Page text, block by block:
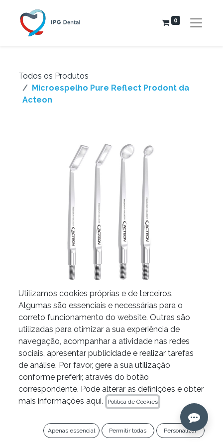
0
Todos os Produtos
Microespelho Pure Reflect Prodont da
Acteon
Microespelho Pure Reflect
Prodont da Acteon
PRODUTO
Rosca Cone Socket Rosca Simples
Rectangular Redondo
Utilizamos cookies próprias e de terceiros.
Algumas são essenciais e necessárias para o
correto funcionamento do website. Outras são
utilizadas para otimizar a sua experiência de
navegação, acompanhar a atividade nas redes
sociais, apresentar publicidade e realizar tarefas
de análise. Por favor, gere a sua utilização
conforme preferir, através do botão
correspondente. Pode alterar as definições e obter
mais informações aqui.
Política de Cookies
Apenas essencial Permitir todas Personalizar